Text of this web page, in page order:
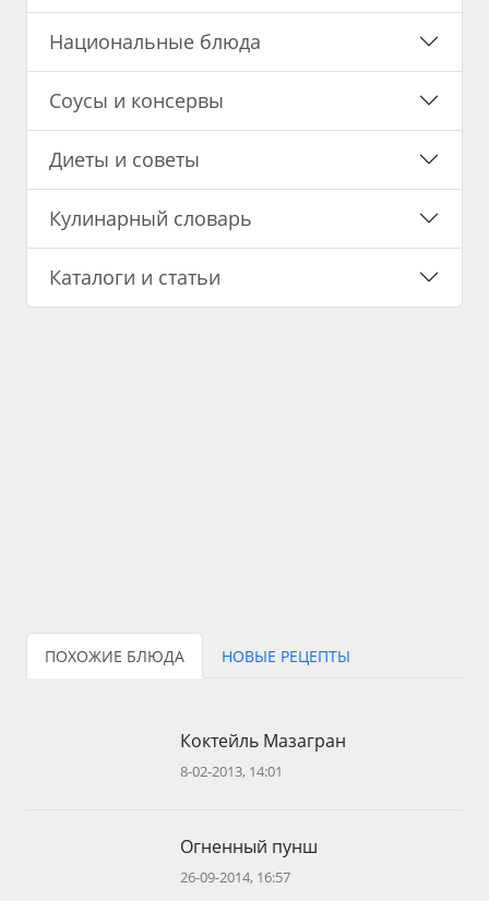
Национальные блюда
Соусы и консервы
Диеты и советы
Кулинарный словарь
Каталоги и статьи
ПОХОЖИЕ БЛЮДА НОВЫЕ РЕЦЕПТЫ
Коктейль Мазагран
8-02-2013, 14:01
Огненный пунш
26-09-2014, 16:57